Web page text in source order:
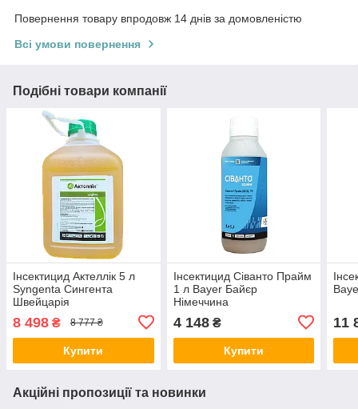
Повернення товару впродовж 14 днів за домовленістю
Всі умови повернення
Подібні товари компанії
Інсектицид Актеллік 5 л
Syngenta Сингента
Швейцарія
8 498 ₴ 8 777 ₴
Купити
Інсектицид Сіванто Прайм
1 л Bayer Байєр
Німеччина
4 148₴
Купити
11
Акційні пропозиції та новинки